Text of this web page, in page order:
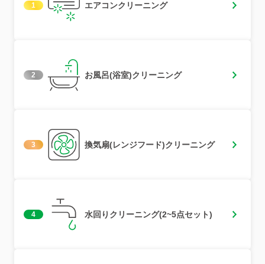
1 エアコンクリーニング
2 お風呂(浴室)クリーニング
3 換気扇(レンジフード)クリーニング
4 水回りクリーニング(2~5点セット)